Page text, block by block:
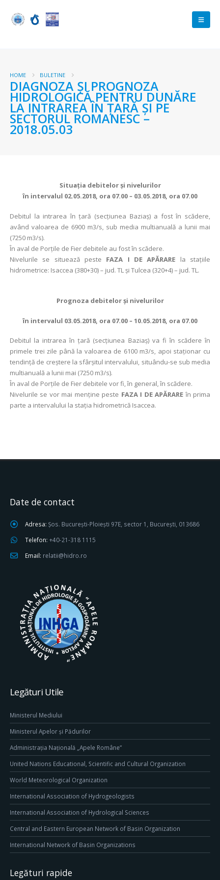
HOME BULETINE
DIAGNOZA ŞI PROGNOZA
HIDROLOGICĂ PENTRU DUNĂRE
LA INTRAREA ÎN ŢARĂ ŞI PE
SECTORUL ROMANESC –
2018.05.03
Situaţia debitelor şi nivelurilor
în intervalul 02.05.2018, ora 07.00 – 03.05.2018, ora 07.00
Debitul la intrarea în ţară (secţiunea Baziaş) a fost în scădere,
având valoarea de 6900 m3/s, sub media multianuală a lunii mai
(7250 m3/s).
În aval de Porţile de Fier debitele au fost în scădere.
Nivelurile se situează peste FAZA I DE APĂRARE la staţiile
hidrometrice: Isaccea (380+30) – jud. TL și Tulcea (320+4) – jud. TL.
Prognoza debitelor şi nivelurilor
în intervalul 03.05.2018, ora 07.00 – 10.05.2018, ora 07.00
Debitul la intrarea în ţară (secţiunea Baziaş) va fi în scădere în
primele trei zile până la valoarea de 6100 m3/s, apoi staționar cu
tendință de creștere la sfârșitul intervalului, situându-se sub media
multianuală a lunii mai (7250 m3/s).
În aval de Porţile de Fier debitele vor fi, în general, în scădere.
Nivelurile se vor mai menține peste FAZA I DE APĂRARE în prima
parte a intervalului la stația hidrometrică Isaccea.
Date de contact
Adresa: Șos. București-Ploiești 97E, sector 1, București, 013686
Telefon: +40-21-318 1115
Email: relatii@hidro.ro
Legături Utile
Ministerul Mediului
Ministerul Apelor și Pădurilor
Administrația Națională „Apele Române”
United Nations Educational, Scientific and Cultural Organization
World Meteorological Organization
International Association of Hydrogeologists
International Association of Hydrological Sciences
Central and Eastern European Network of Basin Organization
International Network of Basin Organizations
Legături rapide